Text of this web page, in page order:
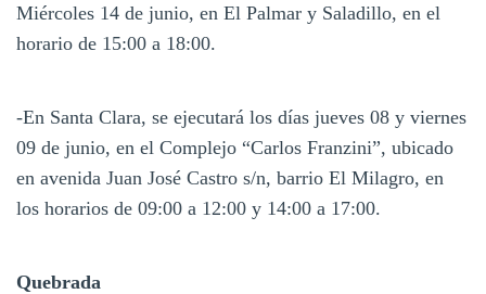
Miércoles 14 de junio, en El Palmar y Saladillo, en el
horario de 15:00 a 18:00.
-En Santa Clara, se ejecutará los días jueves 08 y viernes
09 de junio, en el Complejo “Carlos Franzini”, ubicado
en avenida Juan José Castro s/n, barrio El Milagro, en
los horarios de 09:00 a 12:00 y 14:00 a 17:00.
Quebrada